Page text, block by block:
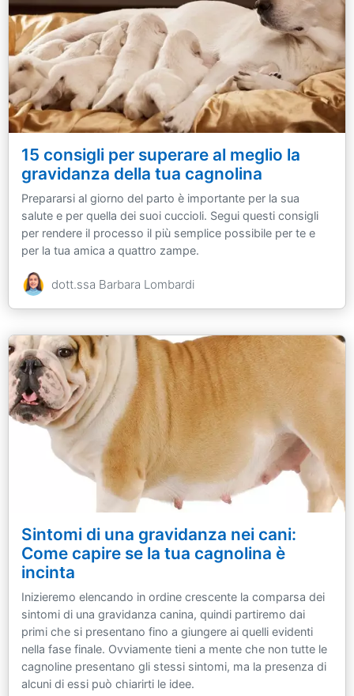
15 consigli per superare al meglio la
gravidanza della tua cagnolina
Prepararsi al giorno del parto è importante per la sua
salute e per quella dei suoi cuccioli. Segui questi consigli
per rendere il processo il più semplice possibile per te e
per la tua amica a quattro zampe.
dott.ssa Barbara Lombardi
Sintomi di una gravidanza nei cani:
Come capire se la tua cagnolina è
incinta
Inizieremo elencando in ordine crescente la comparsa dei
sintomi di una gravidanza canina, quindi partiremo dai
primi che si presentano fino a giungere ai quelli evidenti
nella fase finale. Ovviamente tieni a mente che non tutte le
cagnoline presentano gli stessi sintomi, ma la presenza di
alcuni di essi può chiarirti le idee.